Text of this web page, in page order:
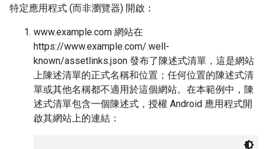
特定應用程式 (而非瀏覽器) 開啟：
www.example.com 網站在
https://www.example.com/.well-
known/assetlinks.json 發布了陳述式清單，這是網站
上陳述清單的正式名稱和位置；任何位置的陳述式清
單或其他名稱都不適用於這個網站。在本範例中，陳
述式清單包含一個陳述式，授權 Android 應用程式開
啟其網站上的連結：